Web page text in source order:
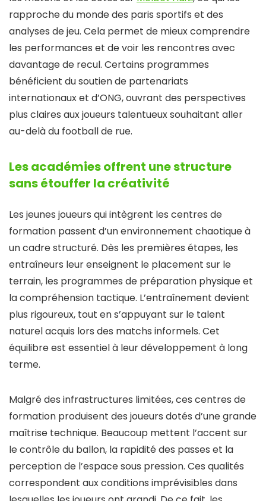
rapproche du monde des paris sportifs et des
analyses de jeu. Cela permet de mieux comprendre
les performances et de voir les rencontres avec
davantage de recul. Certains programmes
bénéficient du soutien de partenariats
internationaux et d’ONG, ouvrant des perspectives
plus claires aux joueurs talentueux souhaitant aller
au-delà du football de rue.
Les académies offrent une structure
sans étouffer la créativité
Les jeunes joueurs qui intègrent les centres de
formation passent d’un environnement chaotique à
un cadre structuré. Dès les premières étapes, les
entraîneurs leur enseignent le placement sur le
terrain, les programmes de préparation physique et
la compréhension tactique. L’entraînement devient
plus rigoureux, tout en s’appuyant sur le talent
naturel acquis lors des matchs informels. Cet
équilibre est essentiel à leur développement à long
terme.
Malgré des infrastructures limitées, ces centres de
formation produisent des joueurs dotés d’une grande
maîtrise technique. Beaucoup mettent l’accent sur
le contrôle du ballon, la rapidité des passes et la
perception de l’espace sous pression. Ces qualités
correspondent aux conditions imprévisibles dans